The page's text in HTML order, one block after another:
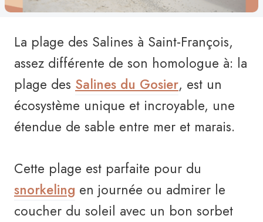
La plage des Salines à Saint-François,
assez différente de son homologue à: la
plage des Salines du Gosier, est un
écosystème unique et incroyable, une
étendue de sable entre mer et marais.
Cette plage est parfaite pour du
snorkeling en journée ou admirer le
coucher du soleil avec un bon sorbet